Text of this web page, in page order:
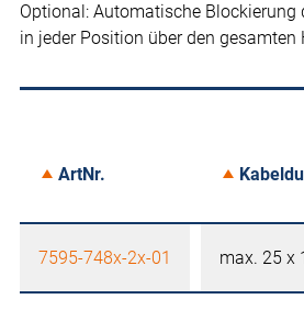
Optional: Automatische Blockierung
in jeder Position über den gesamten
ArtNr.
7595-748x-2x-01 max. 25 x